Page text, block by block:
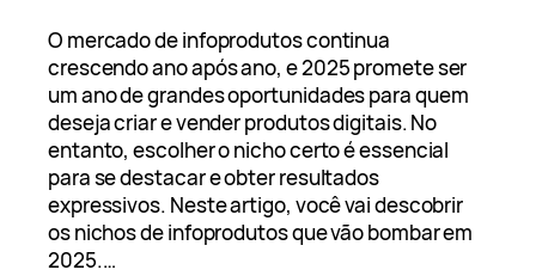
O mercado de infoprodutos continua
crescendo ano após ano, e 2025 promete ser
um ano de grandes oportunidades para quem
deseja criar e vender produtos digitais. No
entanto, escolher o nicho certo é essencial
para se destacar e obter resultados
expressivos. Neste artigo, você vai descobrir
os nichos de infoprodutos que vão bombar em
2025.…